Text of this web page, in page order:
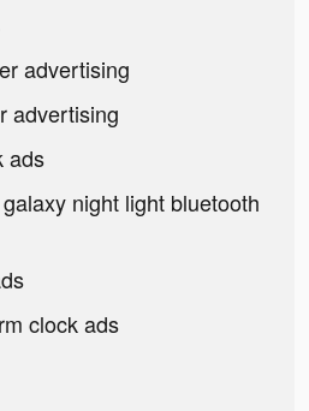
advertising
advertising
ads
night light bluetooth
clock ads